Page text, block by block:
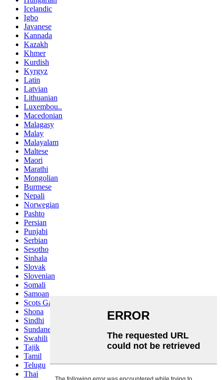
Icelandic
Igbo
Javanese
Kannada
Kazakh
Khmer
Kurdish
Kyrgyz
Latin
Latvian
Lithuanian
Luxembou..
Macedonian
Malagasy
Malay
Malayalam
Maltese
Maori
Marathi
Mongolian
Burmese
Nepali
Norwegian
Pashto
Persian
Punjabi
Serbian
Sesotho
Sinhala
Slovak
Slovenian
Somali
Samoan
Scots Gaelic
Shona
Sindhi
Sundanese
Swahili
Tajik
Tamil
Telugu
Thai